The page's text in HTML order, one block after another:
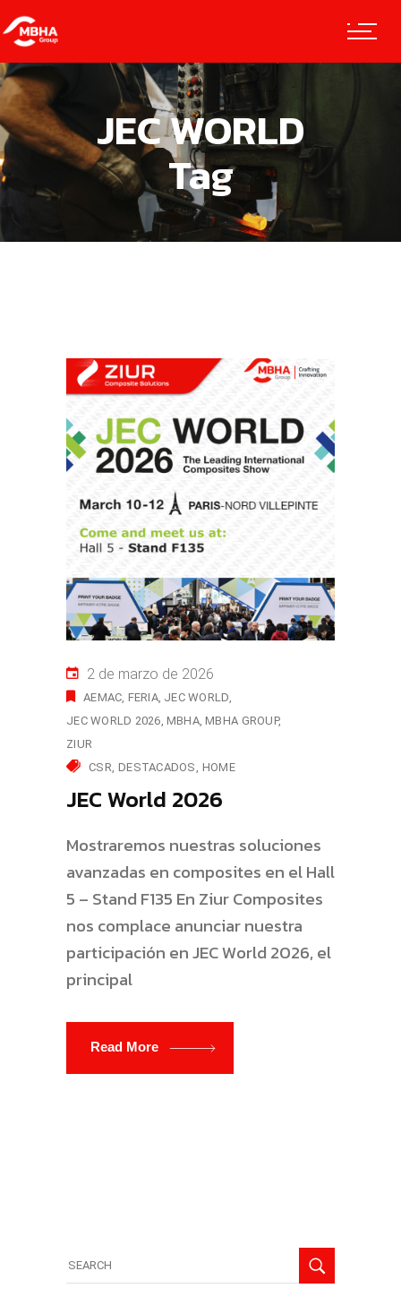
JEC WORLD
Tag
2 de marzo de 2026
AEMAC FERIA JEC WORLD
JEC WORLD 2026 MBHA MBHA GROUP
ZIUR
CSR DESTACADOS HOME
JEC World 2026
Mostraremos nuestras soluciones
avanzadas en composites en el Hall
5 – Stand F135 En Ziur Composites
nos complace anunciar nuestra
participación en JEC World 2026, el
principal
Read More
for: